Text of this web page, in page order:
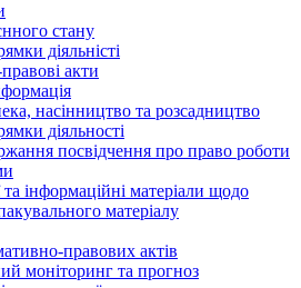
стану
діяльністі
акти
насінництво та розсадництво
діяльності
посвідчення про право роботи
та інформаційні матеріали щодо
матеріалу
правових актів
моніторинг та прогноз